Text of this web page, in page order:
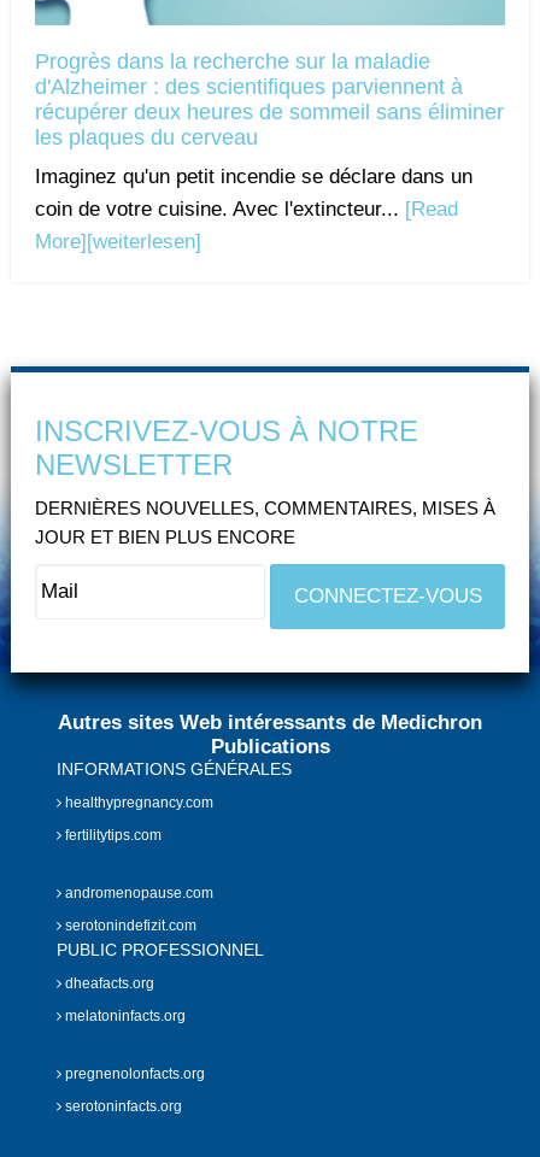
Progrès dans la recherche sur la maladie
d'Alzheimer : des scientifiques parviennent à
récupérer deux heures de sommeil sans éliminer
les plaques du cerveau
Imaginez qu'un petit incendie se déclare dans un
coin de votre cuisine. Avec l'extincteur... [Read
More][weiterlesen]
INSCRIVEZ-VOUS À NOTRE
NEWSLETTER
DERNIÈRES NOUVELLES, COMMENTAIRES, MISES À
JOUR ET BIEN PLUS ENCORE
Autres sites Web intéressants de Medichron
Publications
INFORMATIONS GÉNÉRALES
healthypregnancy.com
fertilitytips.com
andromenopause.com
serotonindefizit.com
PUBLIC PROFESSIONNEL
dheafacts.org
melatoninfacts.org
pregnenolonfacts.org
serotoninfacts.org